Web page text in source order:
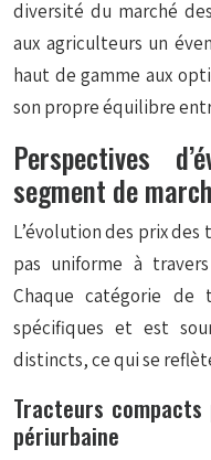
diversité du marché
aux agriculteurs un
haut de gamme aux
son propre équilibre
Perspectives
segment de
L’évolution des prix des
pas uniforme à
Chaque catégorie de
spécifiques et est
distincts, ce qui se
Tracteurs
périurbaine